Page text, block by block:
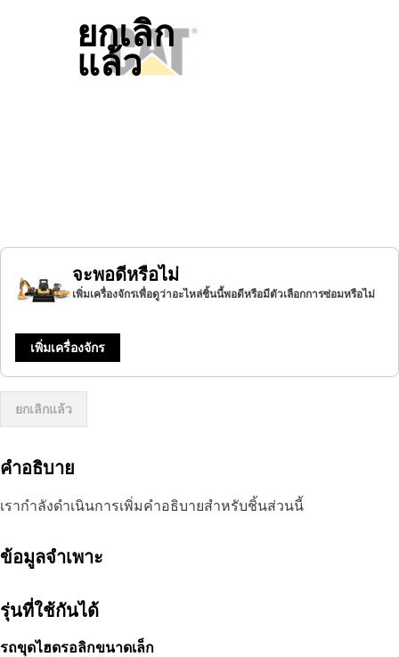
ยกเลิก
แล้ว
จะพอดีหรือไม่
เพิ่มเครื่องจักรเพื่อดูว่าอะไหล่ชิ้นนี้พอดีหรือมีตัวเลือกการซ่อมหรือไม่
เพิ่มเครื่องจักร
ยกเลิกแล้ว
คำอธิบาย
เรากำลังดำเนินการเพิ่มคำอธิบายสำหรับชิ้นส่วนนี้
ข้อมูลจำเพาะ
รุ่นที่ใช้กันได้
รถขุดไฮดรอลิกขนาดเล็ก